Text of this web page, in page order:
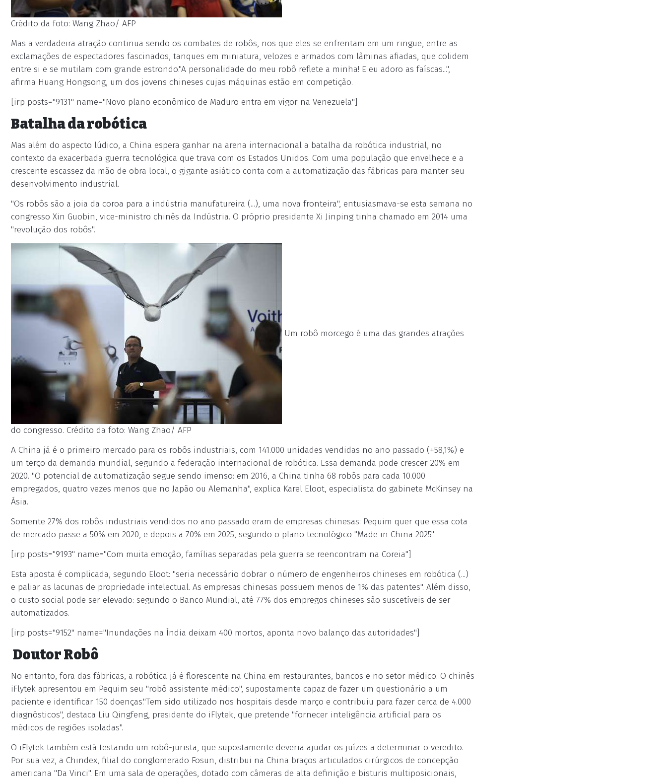
Crédito da foto: Wang Zhao/ AFP
Mas a verdadeira atração continua sendo os combates de robôs, nos que eles se enfrentam em um ringue, entre as
exclamações de espectadores fascinados, tanques em miniatura, velozes e armados com lâminas afiadas, que colidem
entre si e se mutilam com grande estrondo."A personalidade do meu robô reflete a minha! E eu adoro as faíscas...",
afirma Huang Hongsong, um dos jovens chineses cujas máquinas estão em competição.
[irp posts="9131" name="Novo plano econômico de Maduro entra em vigor na Venezuela"]
Batalha da robótica
Mas além do aspecto lúdico, a China espera ganhar na arena internacional a batalha da robótica industrial, no
contexto da exacerbada guerra tecnológica que trava com os Estados Unidos. Com uma população que envelhece e a
crescente escassez da mão de obra local, o gigante asiático conta com a automatização das fábricas para manter seu
desenvolvimento industrial.
"Os robôs são a joia da coroa para a indústria manufatureira (...), uma nova fronteira", entusiasmava-se esta semana no
congresso Xin Guobin, vice-ministro chinês da Indústria. O próprio presidente Xi Jinping tinha chamado em 2014 uma
"revolução dos robôs".
Um robô morcego é uma das grandes atrações
do congresso. Crédito da foto: Wang Zhao/ AFP
A China já é o primeiro mercado para os robôs industriais, com 141.000 unidades vendidas no ano passado (+58,1%) e
um terço da demanda mundial, segundo a federação internacional de robótica. Essa demanda pode crescer 20% em
2020. "O potencial de automatização segue sendo imenso: em 2016, a China tinha 68 robôs para cada 10.000
empregados, quatro vezes menos que no Japão ou Alemanha", explica Karel Eloot, especialista do gabinete McKinsey na
Ásia.
Somente 27% dos robôs industriais vendidos no ano passado eram de empresas chinesas: Pequim quer que essa cota
de mercado passe a 50% em 2020, e depois a 70% em 2025, segundo o plano tecnológico "Made in China 2025".
[irp posts="9193" name="Com muita emoção, famílias separadas pela guerra se reencontram na Coreia"]
Esta aposta é complicada, segundo Eloot: "seria necessário dobrar o número de engenheiros chineses em robótica (...)
e paliar as lacunas de propriedade intelectual. As empresas chinesas possuem menos de 1% das patentes". Além disso,
o custo social pode ser elevado: segundo o Banco Mundial, até 77% dos empregos chineses são suscetíveis de ser
automatizados.
[irp posts="9152" name="Inundações na Índia deixam 400 mortos, aponta novo balanço das autoridades"]
Doutor Robô
No entanto, fora das fábricas, a robótica já é florescente na China em restaurantes, bancos e no setor médico. O chinês
iFlytek apresentou em Pequim seu "robô assistente médico", supostamente capaz de fazer um questionário a um
paciente e identificar 150 doenças."Tem sido utilizado nos hospitais desde março e contribuiu para fazer cerca de 4.000
diagnósticos", destaca Liu Qingfeng, presidente do iFlytek, que pretende "fornecer inteligência artificial para os
médicos de regiões isoladas".
O iFlytek também está testando um robô-jurista, que supostamente deveria ajudar os juízes a determinar o veredito.
Por sua vez, a Chindex, filial do conglomerado Fosun, distribui na China braços articulados cirúrgicos de concepção
americana "Da Vinci". Em uma sala de operações, dotado com câmeras de alta definição e bisturis multiposicionais,